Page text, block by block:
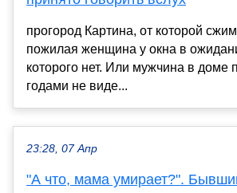
прогород Картина, от которой
пожилая женщина у окна в
которого нет. Или мужчина в доме
годами не виде...
23:28, 07 Апр
"А что, мама умирает?".